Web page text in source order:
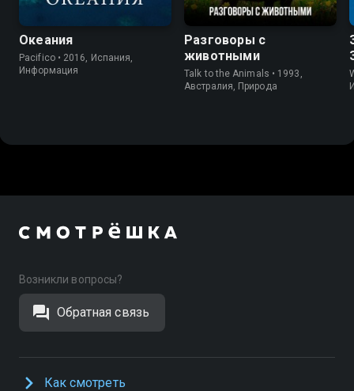
Океания
Pacifico • 2016, Испания,
Информация
Разговоры с
животными
Talk to the Animals • 1993,
Австралия, Природа
Возникли вопросы?
Обратная связь
Как смотреть